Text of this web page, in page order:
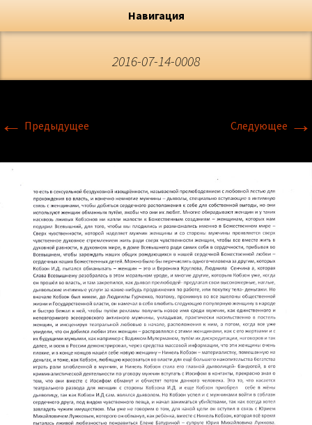
Флёрова Елена Николаевна
Художник, Официальный сайт
Навигация
2016-07-14-0008
← Предыдущее Следующее →